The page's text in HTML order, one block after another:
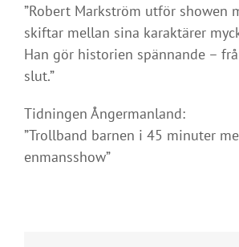
”Robert Markström utför showen
skiftar mellan sina karaktärer
Han gör historien spännande –
slut.”
Tidningen Ångermanland:
”Trollband barnen i 45 minuter
enmansshow”